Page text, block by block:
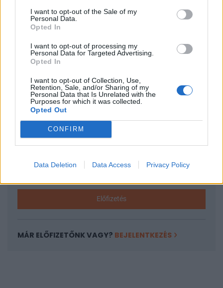
I want to opt-out of the Sale of my
Personal Data.
Opted In
I want to opt-out of processing my
Personal Data for Targeted Advertising.
Opted In
I want to opt-out of Collection, Use,
Retention, Sale, and/or Sharing of my
Personal Data that Is Unrelated with the
Purposes for which it was collected.
Opted Out
CONFIRM
Data Deletion Data Access Privacy Policy
a munkavégzés helyét, mind az időbeosztást tekintve. India
és Kína járnak az élen, amihez minden bizonnyal
jelentősen...
KEDVES OLVASÓNK!
A keresett cikk a portfolio.hu hírarchívumához
tartozik, melynek olvasása előfizetéses
Az előfizetés a következőket tartalmazza:
Portfolio.hu teljes cikkarchívum
Kötéslisták: BÉT elmúlt 2 év napon belüli
Előfizetés
MÁR ELŐFIZETŐNK VAGY? BEJELENTKEZÉS